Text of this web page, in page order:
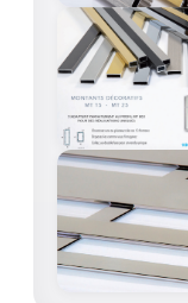
LES
BOUTONS ET
BARRES DE
JOINTS
FIXATION